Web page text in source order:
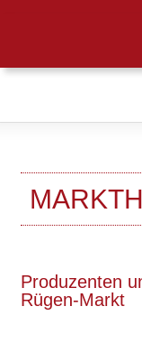
Produzenten
Rügen-Markt